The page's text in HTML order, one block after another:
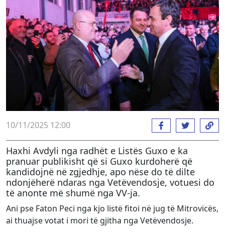
10/11/2025 12:00
Haxhi Avdyli nga radhët e Listës Guxo e ka
pranuar publikisht që si Guxo kurdoherë që
kandidojnë në zgjedhje, apo nëse do të dilte
ndonjëherë ndaras nga Vetëvendosje, votuesi do
të anonte më shumë nga VV-ja.
Ani pse Faton Peci nga kjo listë fitoi në jug të Mitrovicës,
ai thuajse votat i mori të gjitha nga Vetëvendosje.